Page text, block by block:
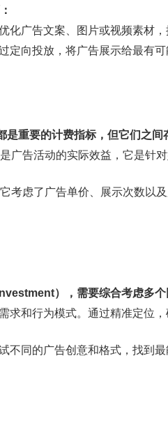
广告文案、图片或视频素材，
向投放，将广告展示给最有
重要的计费指标，但它们之间
告活动的实际效益，它是针
虑了广告单价、展示次数以
），需要综合考虑多个
和行为模式。通过精准定位
同的广告创意和格式，找到